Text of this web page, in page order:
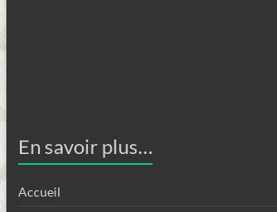
En savoir plus…
Accueil